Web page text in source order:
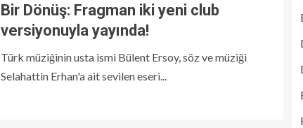
Bir Dönüş: Fragman iki yeni club
versiyonuyla yayında!
Türk müziğinin usta ismi Bülent Ersoy, söz ve müziği
Selahattin Erhan'a ait sevilen eseri...